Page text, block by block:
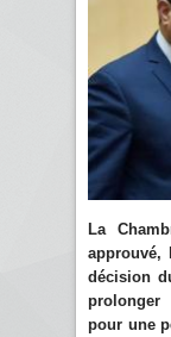
La
approuvé,
décision
pour une